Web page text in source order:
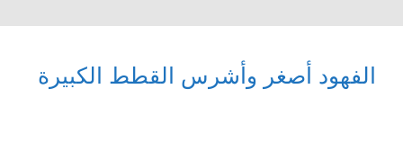
الفهود أصغر وأشرس القطط الكبيرة